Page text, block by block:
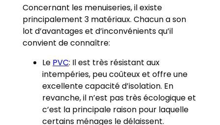
Concernant les menuiseries, il existe
principalement 3 matériaux. Chacun a son
lot d’avantages et d’inconvénients qu’il
convient de connaître:
Le PVC: Il est très résistant aux
intempéries, peu coûteux et offre une
excellente capacité d’isolation. En
revanche, il n’est pas très écologique et
c’est la principale raison pour laquelle
certains ménages le délaissent.